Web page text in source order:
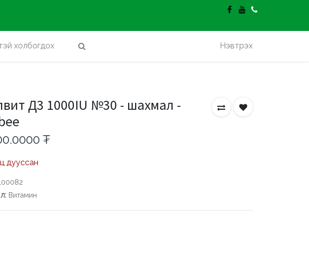
хүргэлт үнэгүй.
холбогдох Нэвтрэх
Д3 1000IU №30 - шахмал -
₮
дууссан
Витамин